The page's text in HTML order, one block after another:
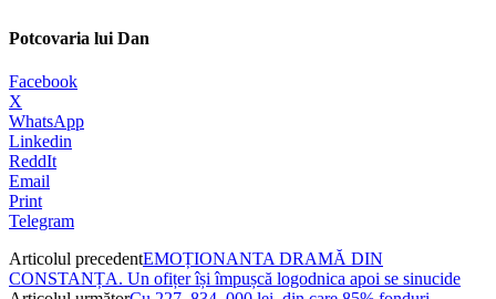
Potcovaria lui Dan
Facebook
X
WhatsApp
Linkedin
ReddIt
Email
Print
Telegram
Articolul precedentEMOȚIONANTA DRAMĂ DIN
CONSTANȚA. Un ofițer își împușcă logodnica apoi se sinucide